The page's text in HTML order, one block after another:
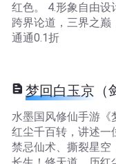
红色。 4.形象自由设
跨界论道，三界之巅
通通0.1折
梦回白玉京（
水墨国风修仙手游《
红尘千百转，讲述一
禁忌仙术、撕裂星空